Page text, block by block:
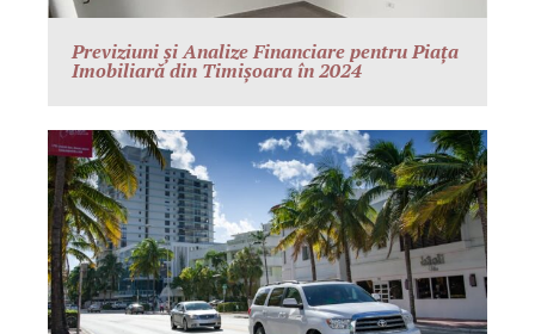
Previziuni și Analize Financiare pentru Piața
Imobiliară din Timișoara în 2024